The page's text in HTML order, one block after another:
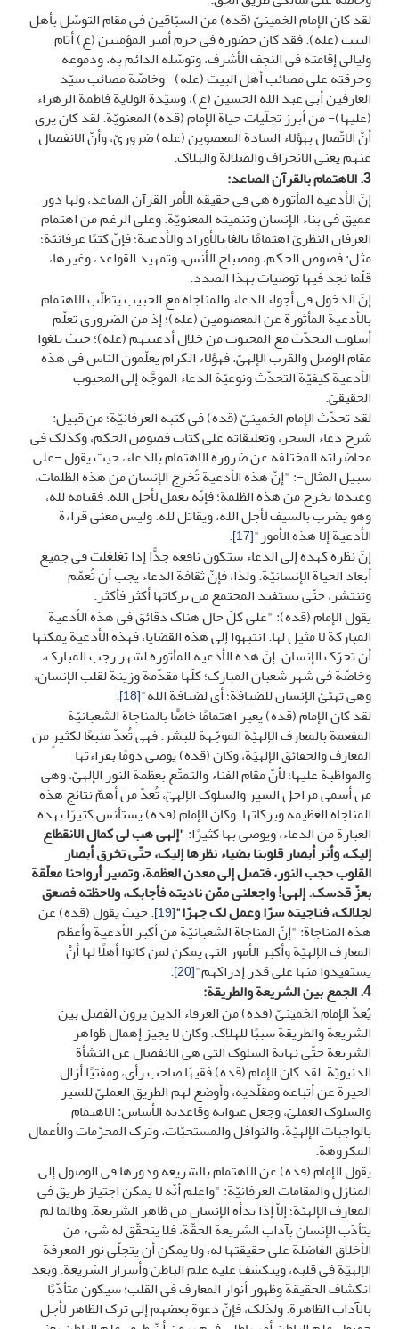
لقد کان الإمام الخمینیّ (قده) من السبّاقین فی مقام التوسّل بأهل
البیت (عله). فقد کان حضوره فی حرم أمیر المؤمنین (ع) أیّام
ولیالی إقامته فی النجف الأشرف، وتوسّله الدائم به، ودموعه
وحرقته على مصائب أهل البیت (عله) -وخاصّة مصائب سیّد
العارفین أبی عبد الله الحسین (ع)، وسیّدة الولایة فاطمة الزهراء
(علیها)- من أبرز تجلّیات حیاة الإمام (قده) المعنویّة. لقد کان یرى
أنّ الاتّصال بهؤلاء السادة المعصوین (عله) ضروریّ، وأنّ الانفصال
عنهم یعنی الانحراف والضلالة والهلاک.
3. الاهتمام بالقرآن الصاعد :
إنّ الأدعیة المأثورة هی فی حقیقة الأمر القرآن الصاعد، ولها دور
عمیق فی بناء الإنسان وتنمیته المعنویّة. وعلى الرغم من اهتمام
العرفان النظریّ اهتمامًا بالغا ًبالأوراد والأدعیة؛ فإنّ کتبًا عرفانیّة؛
مثل: فصوص الحکم، ومصباح الأنس، وتمهید القواعد، وغیرها،
قلّما نجد فیها توصیات بهذا الصدد.
إنّ الدخول فی أجواء الدعاء والمناجاة مع الحبیب یتطلّب الاهتمام
بالأدعیة المأثورة عن المعصومین (عله)؛ إذ من الضروری تعلّم
أسلوب التحدّث مع المحبوب من خلال أدعیتهم (عله)؛ حیث بلغوا
مقام الوصل والقرب الإلهیّ، فهؤلاء الکرام یعلّمون الناس فی هذه
الأدعیة کیفیّة التحدّث ونوعیّة الدعاء الموجَّه إلى المحبوب
الحقیقیّ.
لقد تحدّث الإمام الخمینیّ (قده) فی کتبه العرفانیّة؛ من قبیل:
شرح دعاء السحر، وتعلیقاته على کتاب فصوص الحکم، وکذلک فی
محاضراته المختلفة عن ضرورة الاهتمام بالدعاء، حیث یقول -على
سبیل المثال-: "إنّ هذه الأدعیة تُخرِج الإنسان من هذه الظلمات،
وعندما یخرج من هذه الظلمة؛ فإنّه یعمل لأجل الله. فقیامه لله،
وهو یضرب بالسیف لأجل الله، ویقاتل لله. ولیس معنى قراءة
الأدعیة إلا هذه الأمور"[17]
.
إنّ نظرة کهذه إلى الدعاء ستکون نافعة جدًّا إذا تغلغلت فی جمیع
أبعاد الحیاة الإنسانیّة. ولذا، فإنّ ثقافة الدعاء یجب أن تُعمّم
وتنتشر، حتّى یستفید المجتمع من برکاتها أکثر فأکثر.
یقول الإمام (قده): "على کلّ حال هناک دقائق فی هذه الأدعیة
المبارکة لا مثیل لها. انتبهوا إلى هذه القضایا، فهذه الأدعیة یمکنها
أن تحرّک الإنسان. إنّ هذه الأدعیة المأثورة لشهر رجب المبارک،
وخاصّة فی شهر شعبان المبارک؛ کلّها مقدّمة وزینة لقلب الإنسان،
وهی تهیّئ الإنسان للضیافة؛ أی لضیافة الله"[18]
.
لقد کان الإمام (قده) یعیر اهتمامًا خاصًّا بالمناجاة الشعبانیّة
المفعمة بالمعارف الإلهیّة الموجّهة للبشر. فهی تُعدّ منبعًا لکثیرٍ من
المعارف والحقائق الإلهیّة، وکان (قده) یوصی دومًا بقراءتها
والمواظبة علیها؛ لأنّ مقام الفناء والتمتّع بعظمة النور الإلهیّ، وهی
من أسمى مراحل السیر والسلوک الإلهیّ، تُعدّ من أهمّ نتائج هذه
المناجاة العظیمة وبرکاتها. وکان الإمام (قده) یستأنس کثیرًا بهذه
العبارة من الدعاء، ویوصی بها کثیرًا:"إلهی هب لی کمال الانقطاع
إلیک، وأنر أبصار قلوبنا بضیاء نظرها إلیک، حتّى تخرق أبصار
القلوب حجب النور، فتصل إلى معدن العظمة، وتصیر أرواحنا معلّقة
بعزّ قدسک. إلهی! واجعلنی ممّن نادیته فأجابک، ولاحظته فصعق
لجلالک، فناجیته سرًا وعمل لک جهرًا"[19] . حیث یقول (قده) عن
هذه المناجاة: "إنّ المناجاة الشعبانیّة من أکبر الأدعیة وأعظم
المعارف الإلهیّة وأکبر الأمور التی یمکن لمن کانوا أهلًا لها أنْ
یستفیدوا منها على قدر إدراکهم"[20]
.
4. الجمع بین الشریعة والطریقة :
یُعدّ الإمام الخمینیّ (قده) من العرفاء الذین یرون الفصل بین
الشریعة والطریقة سببًا للهلاک. وکان لا یجیز إهمال ظواهر
الشریعة حتّى نهایة السلوک التی هی الانفصال عن النشأة
الدنیویّة. لقد کان الإمام (قده) فقیهًا صاحب رأی، ومفتیًا أزال
الحیرة عن أتباعه ومقلّدیه، وأوضع لهم الطریق العملیّ للسیر
والسلوک العملیّ، وجعل عنوانه وقاعدته الأساس: الاهتمام
بالواجبات الإلهیّة، والنوافل والمستحبّات، وترک المحرّمات والأعمال
المکروهة.
یقول الإمام (قده) عن الاهتمام بالشریعة ودورها فی الوصول إلى
المنازل والمقامات العرفانیّة: "واعلم أنّه لا یمکن اجتیاز طریق فی
المعارف الإلهیّة؛ إلاّ إذا بدأه الإنسان من ظاهر الشریعة. وطالما لم
یتأدّب الإنسان بآداب الشریعة الحقّة، فلا یتحقّق له شیء من
الأخلاق الفاضلة على حقیقتها له، ولا یمکن أن یتجلّى نور المعرفة
الإلهیّة فی قلبه، وینکشف علیه علم الباطن وأسرار الشریعة. وبعد
انکشاف الحقیقة وظهور أنوار المعارف فی القلب؛ سیکون متأدّبًا
بالآداب الظاهرة. ولذلک، فإنّ دعوة بعضهم إلى ترک الظاهر لأجل